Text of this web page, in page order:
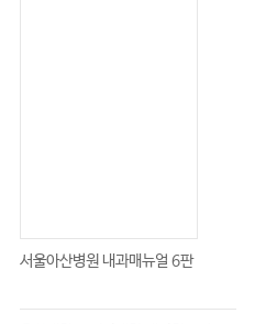
서울아산병원 내과매뉴얼 6판